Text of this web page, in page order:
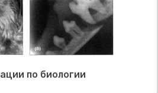
по биологии